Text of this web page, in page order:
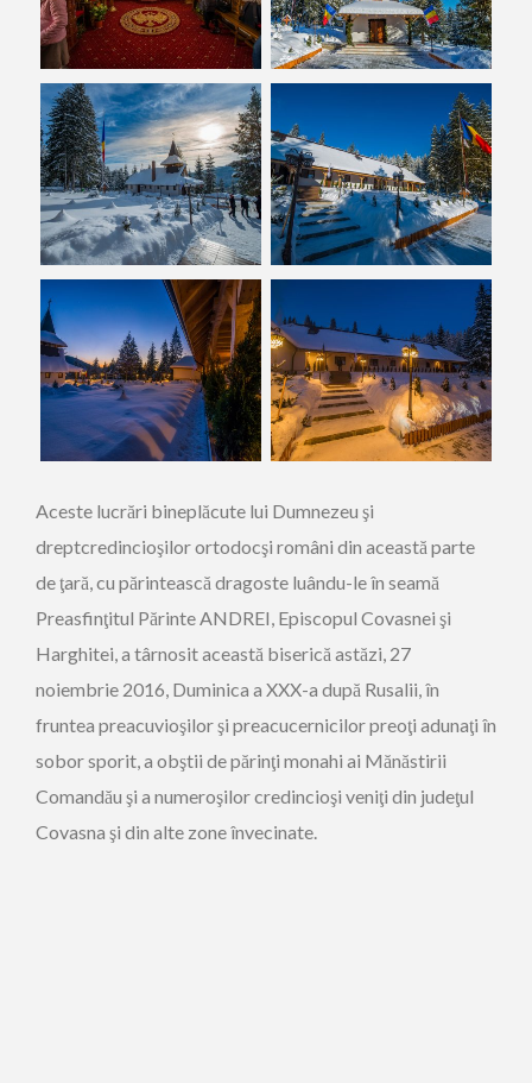
Aceste lucrări bineplăcute lui Dumnezeu şi
dreptcredincioşilor ortodocşi români din această parte
de ţară, cu părintească dragoste luându-le în seamă
Preasfinţitul Părinte ANDREI, Episcopul Covasnei şi
Harghitei, a târnosit această biserică astăzi, 27
noiembrie 2016, Duminica a XXX-a după Rusalii, în
fruntea preacuvioşilor şi preacucernicilor preoţi adunaţi în
sobor sporit, a obştii de părinţi monahi ai Mănăstirii
Comandău şi a numeroşilor credincioşi veniţi din judeţul
Covasna şi din alte zone învecinate.